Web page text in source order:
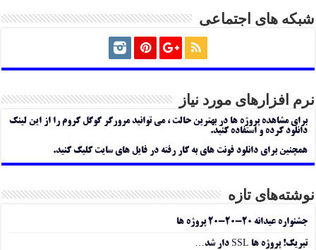
شبکه های اجتماعی
نرم افزارهای مورد نیاز
برای مشاهده پروژه ها در بهترین حالت ، می توانید مرورگر گوگل کروم را از این لینک
دانلود کرده و استفاده کنید.
همچنین برای دانلود فونت های به کار رفته در فایل های سایت کلیک کنید.
نوشته‌های تازه
جشنواره عیدانه ۲۰-۲۰-۲۰ پروژه ها
تبریک! پروژه ها SSL دار شد…